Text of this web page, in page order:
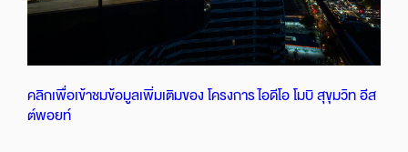
คลิกเพื่อเข้าชมข้อมูลเพิ่มเติมของ โครงการ ไอดีโอ โมบิ สุขุมวิท อีส
ต์พอยท์